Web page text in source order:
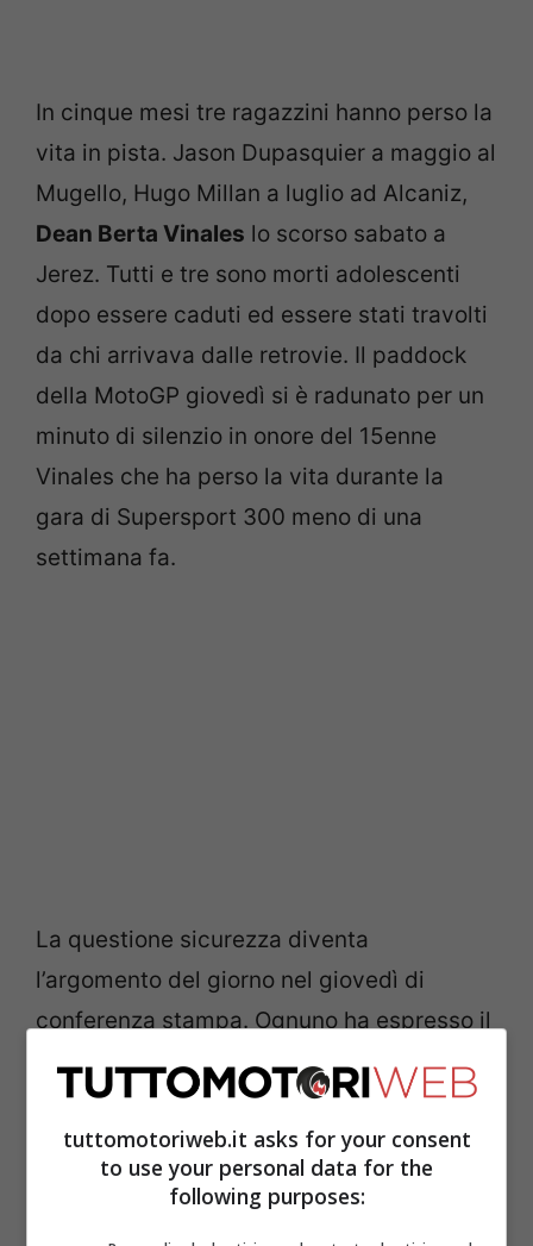
In cinque mesi tre ragazzini hanno perso la
vita in pista. Jason Dupasquier a maggio al
Mugello, Hugo Millan a luglio ad Alcaniz,
Dean Berta Vinales lo scorso sabato a
Jerez. Tutti e tre sono morti adolescenti
dopo essere caduti ed essere stati travolti
da chi arrivava dalle retrovie. Il paddock
della MotoGP giovedì si è radunato per un
minuto di silenzio in onore del 15enne
Vinales che ha perso la vita durante la
gara di Supersport 300 meno di una
settimana fa.
La questione sicurezza diventa
l’argomento del giorno nel giovedì di
conferenza stampa. Ognuno ha espresso il
suo dolore per la tragedia che ha investito
la famiglia Vinales, ma nessuno sa dare
una risposta in merito alle possibili
soluzioni.FIMeDornastanno pensando di
tuttomotoriweb.it asks for your consent
to use your personal data for the
following purposes: